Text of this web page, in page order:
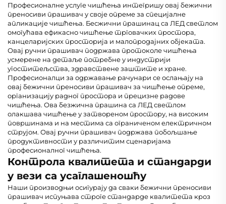
Професионалне услуге чишћења интегришу овај бежични
преносиви прашивач у своје опреме за специјалне
апликације чишћења. Бесжични прашинац са ЛЕД светлом
омогућава ефикасно чишћење трговачких простора,
канцеларијских просторија и малопродајних објеката.
Овај ручни прашивач подржава протоколе чишћења
усмерене на детаље потребне у индустрији
угоститељства, здравствене заштите и хране.
Професионалци за одржавање рачунари се ослањају на
овај бежични преносиви прашивач за чишћење опреме,
организацију радног простора и прецизне радове
чишћења. Ова безжична прашина са ЛЕД светлом
олакшава чишћење у затвореном простору, на високим
површинама и на местима са ограниченом електричном
струјом. Овај ручни прашивач подржава побољшање
продуктивности у различитим сценаријама
професионалног чишћења.
Контрола квалитета и стандарди
у вези са усаглашеношћу
Наши производњи осигурају да сваки бежични преносиви
прашивач испуњава строге стандарде квалитета кроз